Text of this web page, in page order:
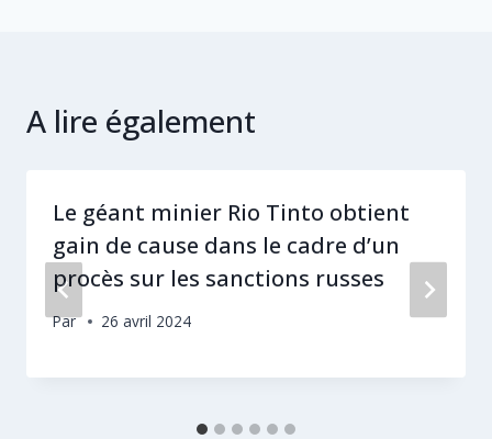
A lire également
Le géant minier Rio Tinto obtient
gain de cause dans le cadre d’un
procès sur les sanctions russes
Par 26 avril 2024